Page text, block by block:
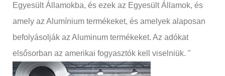
Egyesült Államokba, és ezek az Egyesült Államok, és
amely az Alumínium termékeket, és amelyek alaposan
befolyásolják az Aluminum termékeket. Az adókat
elsősorban az amerikai fogyasztók kell viselniük. "